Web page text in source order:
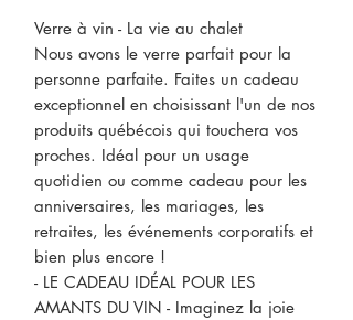
Verre à vin - La vie au chalet
Nous avons le verre parfait pour la
personne parfaite. Faites un cadeau
exceptionnel en choisissant l'un de nos
produits québécois qui touchera vos
proches. Idéal pour un usage
quotidien ou comme cadeau pour les
anniversaires, les mariages, les
retraites, les événements corporatifs et
bien plus encore !
- LE CADEAU IDÉAL POUR LES
AMANTS DU VIN - Imaginez la joie